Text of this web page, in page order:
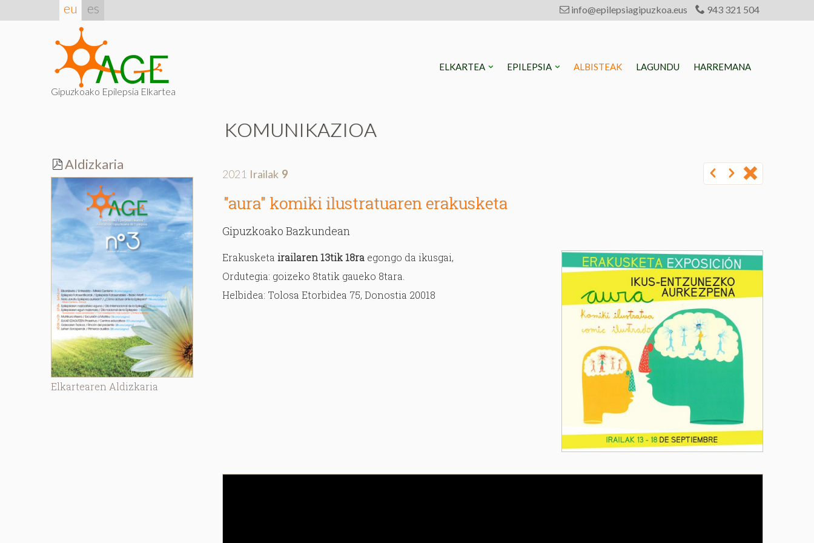
eu es info@epilepsiagipuzkoa.eus 943 321 504
Gipuzkoako Epilepsia Elkartea
ELKARTEA EPILEPSIA ALBISTEAK LAGUNDU HARREMANA
KOMUNIKAZIOA
2021 Irailak 9
"aura" komiki ilustratuaren erakusketa
Gipuzkoako Bazkundean
Erakusketa irailaren 13tik 18ra egongo da ikusgai,
Ordutegia: goizeko 8tatik gaueko 8tara.
Helbidea: Tolosa Etorbidea 75, Donostia 20018
Aldizkaria
Elkartearen Aldizkaria